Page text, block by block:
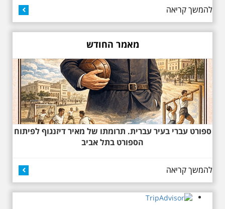
תחנות תל אביביות מחייו
של אריק איינשטיין -
מתאים גם למשפחות -
תוצרת הארץ
סיור מיוחד לזכרו של אריק איינשטיין,
לפטירתו. סיור באחדים מתחנותיו של
אריק איינשטיין בתל-אביב. החל
ממקום ילדותו, דרך המקומות שהזכיר
בשיריו. מקום עליהם חלם והתגעגע.
נתחיל מבית הולדתו ברחוב גורדון.
נשמע אחדים משיריו של אריק
איינשטיין ונסיים את הסיור ליד קברו
בבית הקברות טרומפלדור. תוצרת
הארץ
להמשך קריאה
מאמר החודש
ספורט עברי בעיר עברית. תרומתו של מאיר דיזנגוף לפיתוח
הספורט בתל אביב
להמשך קריאה